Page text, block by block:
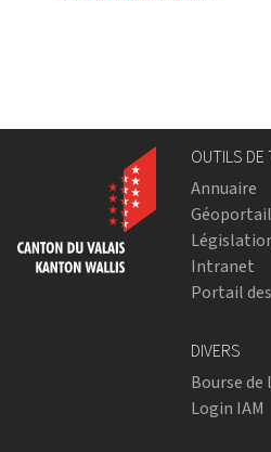
OUTILS DE
Annuaire
Géoportail
Intranet
Portail
DIVERS
Bourse
Login IAM